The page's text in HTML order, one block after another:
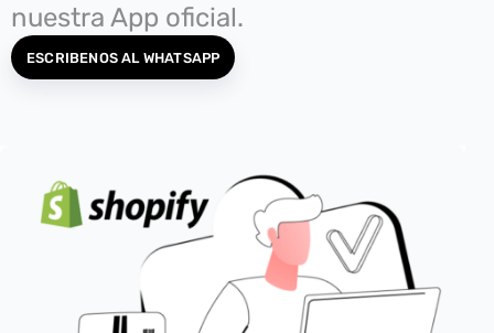
nuestra App oficial.
ESCRIBENOS AL WHATSAPP